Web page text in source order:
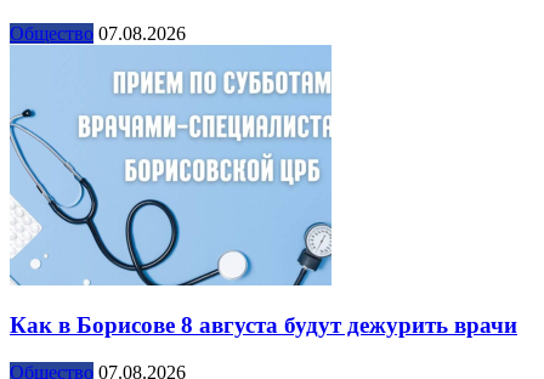
Общество 07.08.2026
Как в Борисове 8 августа будут дежурить врачи
Общество 07.08.2026